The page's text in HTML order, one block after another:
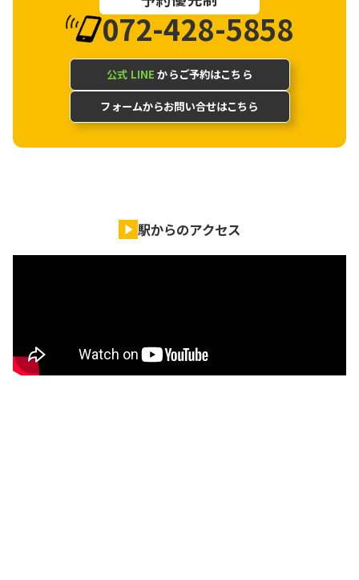
072-428-5858
公式 LINE からご予約はこちら
フォームからお問い合せはこちら
駅からのアクセス